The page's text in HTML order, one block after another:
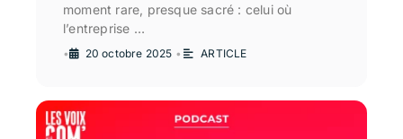
moment rare, presque sacré : celui où
l’entreprise …
• 20 octobre 2025 • ARTICLE